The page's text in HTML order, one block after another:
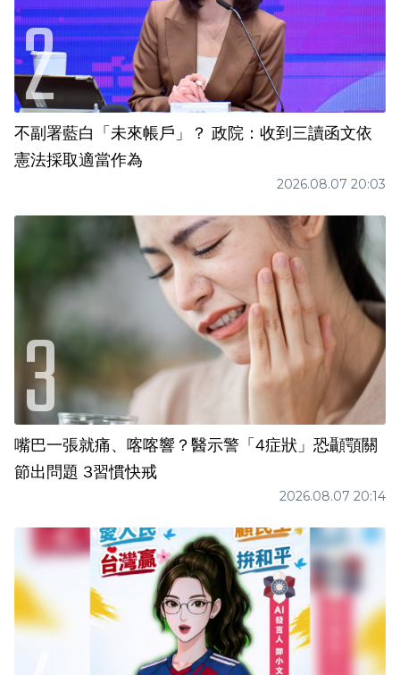
不副署藍白「未來帳戶」？ 政院：收到三讀函文依
憲法採取適當作為
2026.08.07 20:03
嘴巴一張就痛、喀喀響？醫示警「4症狀」恐顳顎關
節出問題 3習慣快戒
2026.08.07 20:14